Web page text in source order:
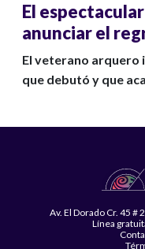
El
anunciar el
El veterano arquero
que debutó y que
Av. El Dorado Cr. 45 #
Línea